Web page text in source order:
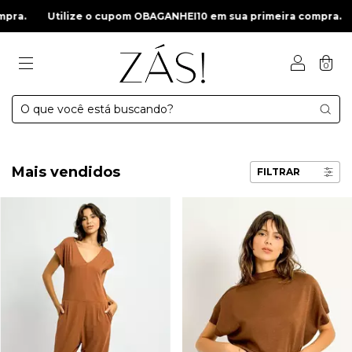
o cupom OBAGANHEI10 em sua primeira compra. Utilize o
0
Mais vendidos FILTRAR